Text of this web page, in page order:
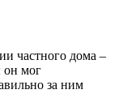
частного дома –
он мог
за ним